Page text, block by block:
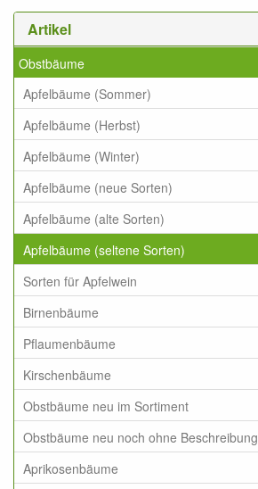
Artikel
Obstbäume
Apfelbäume (Sommer)
Apfelbäume (Herbst)
Apfelbäume (Winter)
Apfelbäume (neue Sorten)
Apfelbäume (alte Sorten)
Apfelbäume (seltene Sorten)
Sorten für Apfelwein
Birnenbäume
Pflaumenbäume
Kirschenbäume
Obstbäume neu im Sortiment
Obstbäume neu noch ohne Beschreibung
Aprikosenbäume